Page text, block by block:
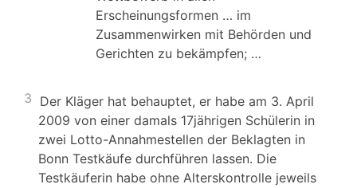
Erscheinungsformen … im
Zusammenwirken mit Behörden und
Gerichten zu bekämpfen; …
3 Der Kläger hat behauptet, er habe am 3. April
2009 von einer damals 17jährigen Schülerin in
zwei Lotto-Annahmestellen der Beklagten in
Bonn Testkäufe durchführen lassen. Die
Testkäuferin habe ohne Alterskontrolle jeweils